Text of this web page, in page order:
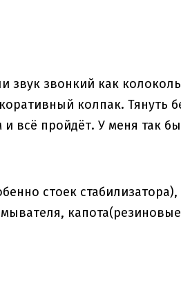
звук звонкий как
колпак.
всё пройдёт. У меня так
стоек